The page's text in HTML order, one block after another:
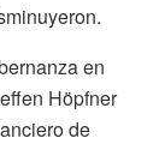
en
Höpfner
de